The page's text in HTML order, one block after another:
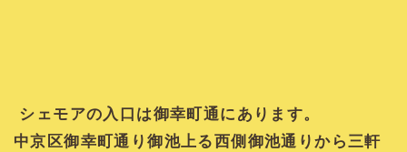
シェモアの入口は御幸町通にあります。
中京区御幸町通り御池上る西側御池通りから三軒